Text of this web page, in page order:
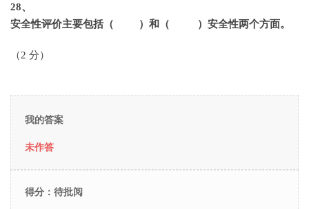
28、
安全性评价主要包括（ ）和（ ）安全性两个方面。
（2 分）
我的答案
未作答
得分：待批阅